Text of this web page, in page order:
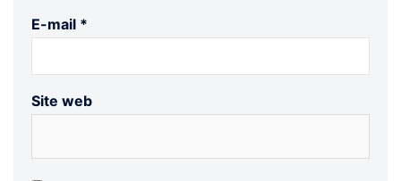
E-mail *
Site web